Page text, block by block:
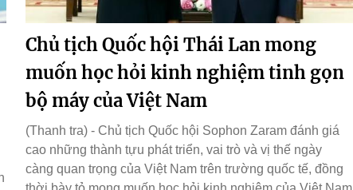
Chủ tịch Quốc hội Thái Lan mong
muốn học hỏi kinh nghiệm tinh gọn
bộ máy của Việt Nam
(Thanh tra) - Chủ tịch Quốc hội Sophon Zaram đánh giá
cao những thành tựu phát triển, vai trò và vị thế ngày
càng quan trọng của Việt Nam trên trường quốc tế, đồng